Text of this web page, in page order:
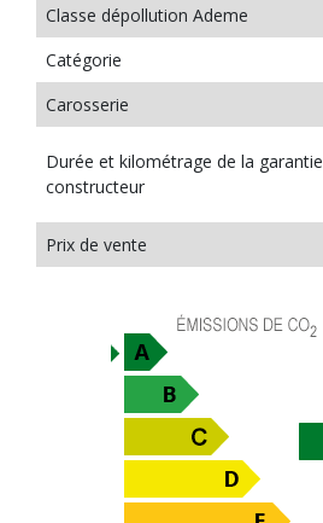
Classe dépollution Ademe
Catégorie
Carosserie
Durée et kilométrage de la garantie
constructeur
Prix de vente